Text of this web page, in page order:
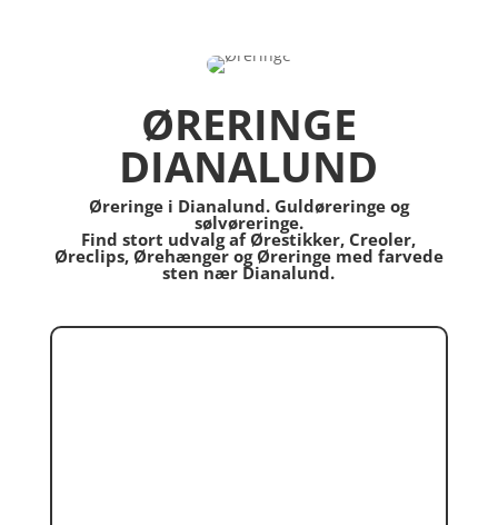
ØRERINGE
DIANALUND
Øreringe i Dianalund. Guldøreringe og
sølvøreringe.
Find stort udvalg af Ørestikker, Creoler,
Øreclips, Ørehænger og Øreringe med farvede
sten nær Dianalund.